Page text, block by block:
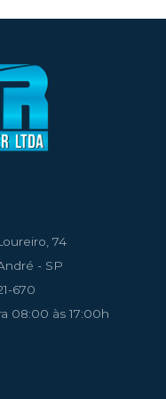
74
- SP
670
08:00 às 17:00h